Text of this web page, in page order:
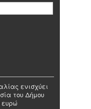
ενισχύει
του Δήμου